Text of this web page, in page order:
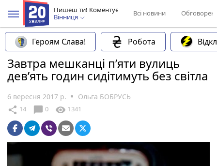
Пишеш ти! Коментує
Вінниця
Всі новини
Героям Слава! Робота
Завтра мешканці п’яти вулиць
дев’ять годин сидітимуть без світла
6 вересня 2017 р. Ольга БОБРУСЬ
share 14 chat_bubble 0 visibility 1341